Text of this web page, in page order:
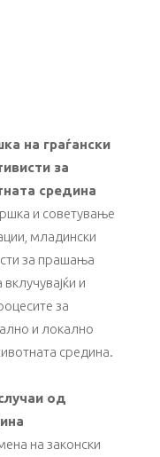
на граѓански
за
средина
и советување
младински
за прашања
и
за
и локално
средина.
од
на законски